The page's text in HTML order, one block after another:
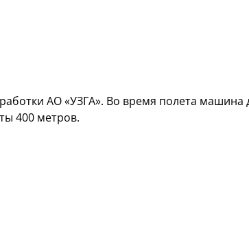
АО «УЗГА». Во время полета машина
400 метров.